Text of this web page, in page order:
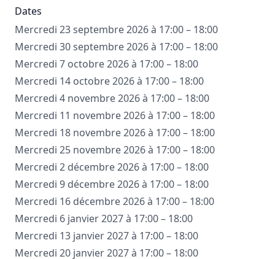
Dates
Mercredi 23 septembre 2026 à 17:00 – 18:00
Mercredi 30 septembre 2026 à 17:00 – 18:00
Mercredi 7 octobre 2026 à 17:00 – 18:00
Mercredi 14 octobre 2026 à 17:00 – 18:00
Mercredi 4 novembre 2026 à 17:00 – 18:00
Mercredi 11 novembre 2026 à 17:00 – 18:00
Mercredi 18 novembre 2026 à 17:00 – 18:00
Mercredi 25 novembre 2026 à 17:00 – 18:00
Mercredi 2 décembre 2026 à 17:00 – 18:00
Mercredi 9 décembre 2026 à 17:00 – 18:00
Mercredi 16 décembre 2026 à 17:00 – 18:00
Mercredi 6 janvier 2027 à 17:00 – 18:00
Mercredi 13 janvier 2027 à 17:00 – 18:00
Mercredi 20 janvier 2027 à 17:00 – 18:00